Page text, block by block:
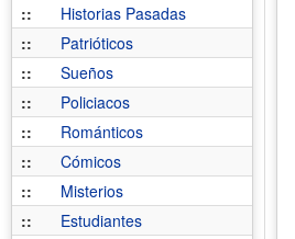
::
Historias Pasadas
::
Patrióticos
::
Sueños
::
Policiacos
::
Románticos
::
Cómicos
::
Misterios
::
Estudiantes